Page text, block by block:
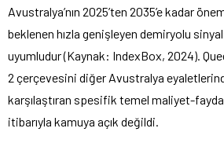
Avustralya’nın 2025’ten 2035’e kadar
beklenen hızla genişleyen demiryolu
uyumludur (Kaynak: IndexBox, 2024).
2 çerçevesini diğer Avustralya
karşılaştıran spesifik temel maliyet-
itibarıyla kamuya açık değildi.